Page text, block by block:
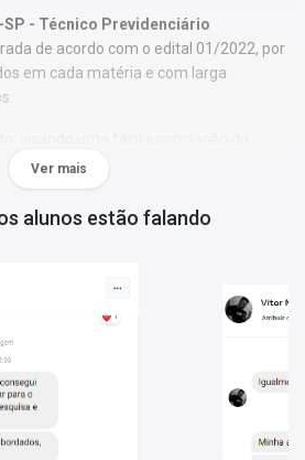
- Técnico Previdenciário
de acordo com o edital 01/2022, por
em cada matéria e com larga
otimização no tempo de
a sua preparação;
especializados em
Ver mais
alunos estão falando